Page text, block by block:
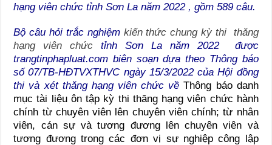
hạng viên chức tỉnh Sơn La năm 2022 , gồm 589 câu.
Bộ câu hỏi trắc nghiệm kiến thức chung kỳ thi thăng
hạng viên chức tỉnh Sơn La năm 2022 được
trangtinphapluat.com biên soạn dựa theo Thông báo
số 07/TB-HĐTVXTHVC ngày 15/3/2022 của Hội đồng
thi và xét thăng hạng viên chức vềThông báo danh
mục tài liệu ôn tập kỳ thi thăng hạng viên chức hành
chính từ chuyên viên lên chuyên viên chính; từ nhân
viên, cán sự và tương đương lên chuyên viên và
tương đương trong các đơn vị sự nghiệp công lập